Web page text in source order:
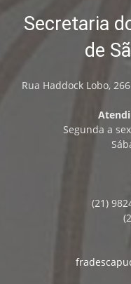
Secretaria
de
Rua Haddock Lobo,
Segunda a
(21)